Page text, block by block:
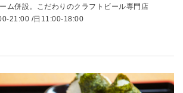
ム併設。こだわりのクラフトビール専門店
21:00 /日11:00-18:00